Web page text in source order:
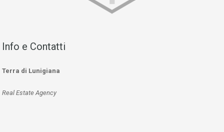
Info e Contatti
Terra di Lunigiana
Real Estate Agency